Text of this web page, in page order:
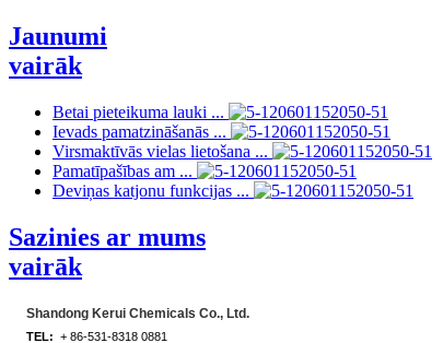
Jaunumi
vairāk
Betai pieteikuma lauki ...
Ievads pamatzināšanās ...
Virsmaktīvās vielas lietošana ...
Pamatīpašības am ...
Deviņas katjonu funkcijas ...
Sazinies ar mums
vairāk
Shandong Kerui Chemicals Co., Ltd.
TEL: + 86-531-8318 0881